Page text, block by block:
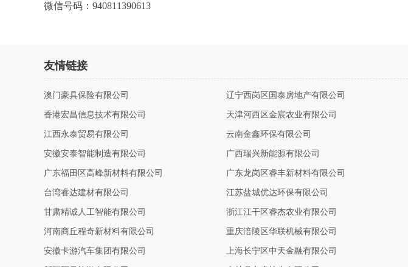
微信号码：940811390613
友情链接
澳门豪具保险有限公司 辽宁西岗区国泰房地产有限公司
香港宏昌信息技术有限公司 天津河西区金宸农业有限公司
江西永泰贸易有限公司 云南金鑫环保有限公司
安徽安泰智能制造有限公司 广西瑞兴新能源有限公司
广东福田区高峰新材料有限公司 广东龙岗区睿丰新材料有限公司
台湾睿达建材有限公司 江苏盐城优达环保有限公司
甘肃精诚人工智能有限公司 浙江江干区睿杰农业有限公司
河南商丘程奇新材料有限公司 重庆涪陵区华联机械有限公司
安徽卡游汽车集团有限公司 上海长宁区中天金融有限公司